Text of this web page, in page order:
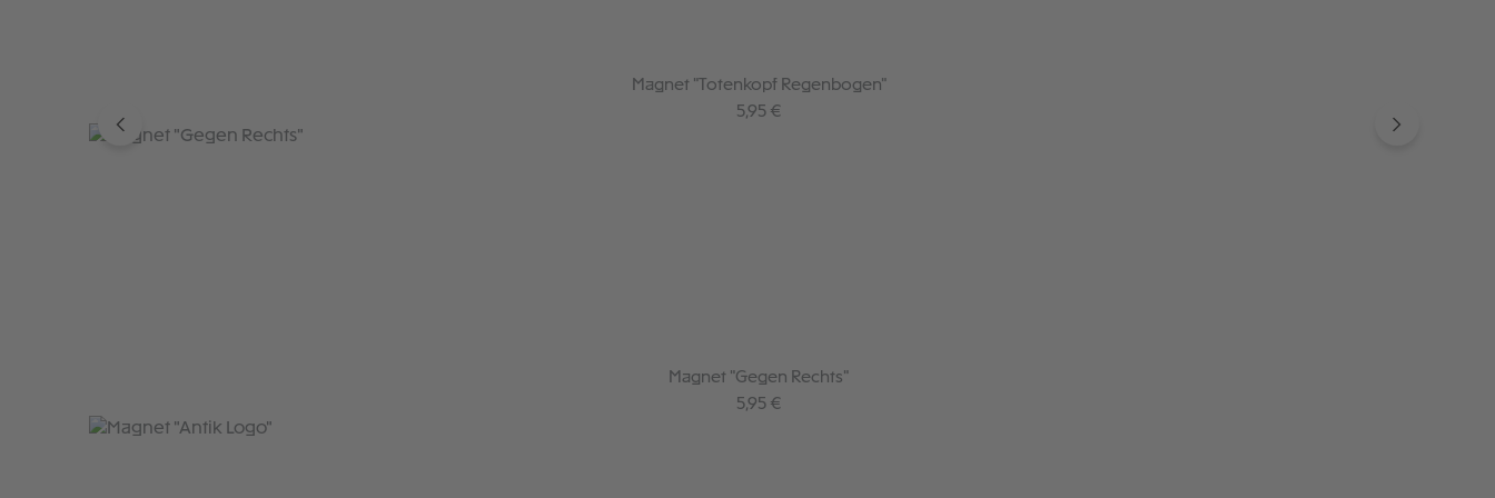
Magnet "Totenkopf Regenbogen"
Regulärer Preis:
5,95 €
Magnet "Gegen Rechts"
Regulärer Preis:
5,95 €